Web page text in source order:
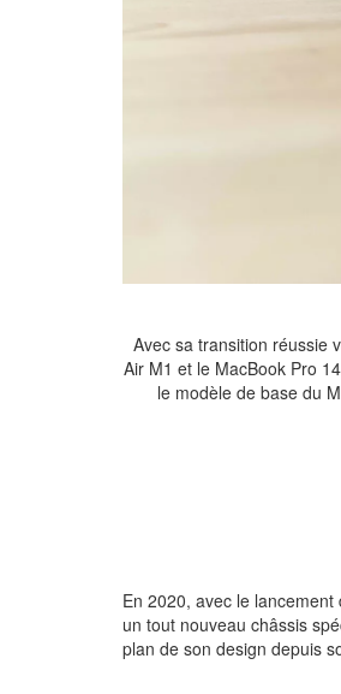
Avec sa transition réussie
Air M1 et le MacBook Pro
le modèle de base du
En 2020, avec le
un tout nouveau châssis
plan de son design depuis